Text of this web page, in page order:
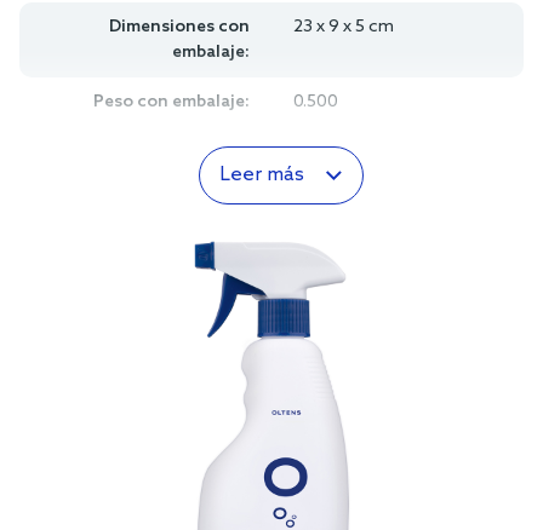
Dimensiones con
embalaje:
23 x 9 x 5 cm
Peso con embalaje: 0.500
Leer más